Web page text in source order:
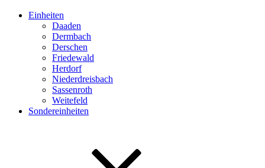
Einheiten
Daaden
Dermbach
Derschen
Friedewald
Herdorf
Niederdreisbach
Sassenroth
Weitefeld
Sondereinheiten